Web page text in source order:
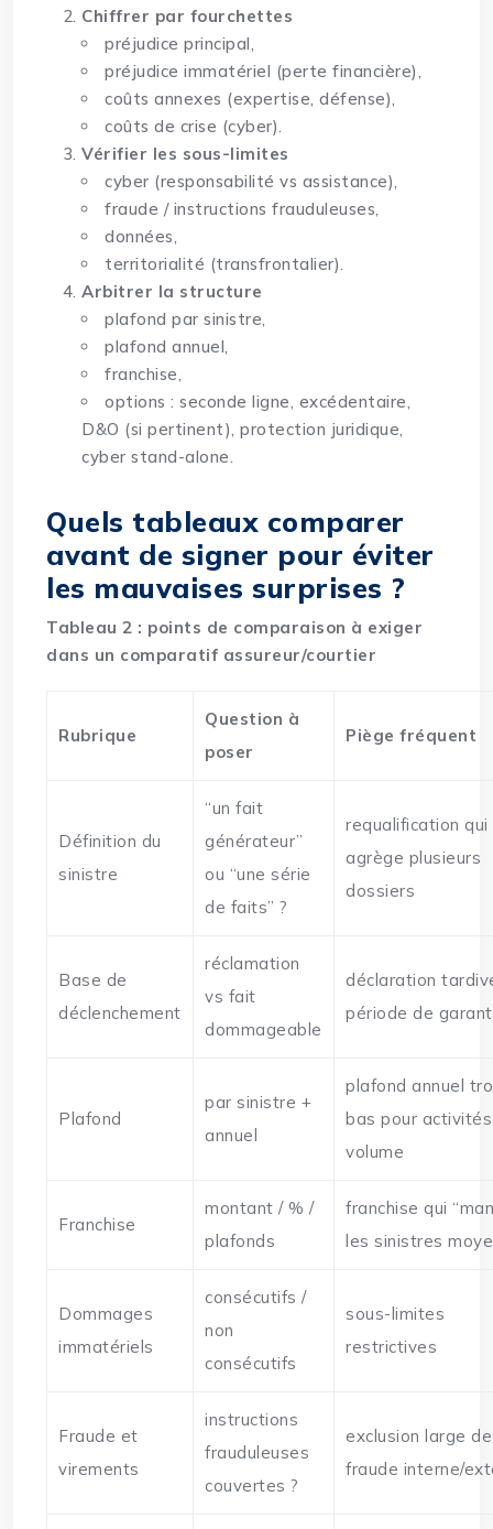
Chiffrer par fourchettes
préjudice principal,
préjudice immatériel (perte financière),
coûts annexes (expertise, défense),
coûts de crise (cyber).
Vérifier les sous-limites
cyber (responsabilité vs assistance),
fraude / instructions frauduleuses,
données,
territorialité (transfrontalier).
Arbitrer la structure
plafond par sinistre,
plafond annuel,
franchise,
options : seconde ligne, excédentaire,
D&O (si pertinent), protection juridique,
cyber stand-alone.
Quels tableaux comparer
avant de signer pour éviter
les mauvaises surprises ?
Tableau 2 : points de comparaison à exiger
dans un comparatif assureur/courtier
Rubrique
Question à
poser
Piège fréquent
Définition du
sinistre
“un fait
générateur”
ou “une série
de faits” ?
requalification qui
agrège plusieurs
dossiers
Base de
déclenchement
réclamation
vs fait
dommageable
déclaration
période de
Plafond
par sinistre +
annuel
plafond annuel
bas pour
volume
Franchise
montant / % /
plafonds
franchise qui
les sinistres
Dommages
immatériels
consécutifs /
non
consécutifs
sous-limites
restrictives
Fraude et
virements
instructions
frauduleuses
couvertes ?
exclusion large
fraude interne/